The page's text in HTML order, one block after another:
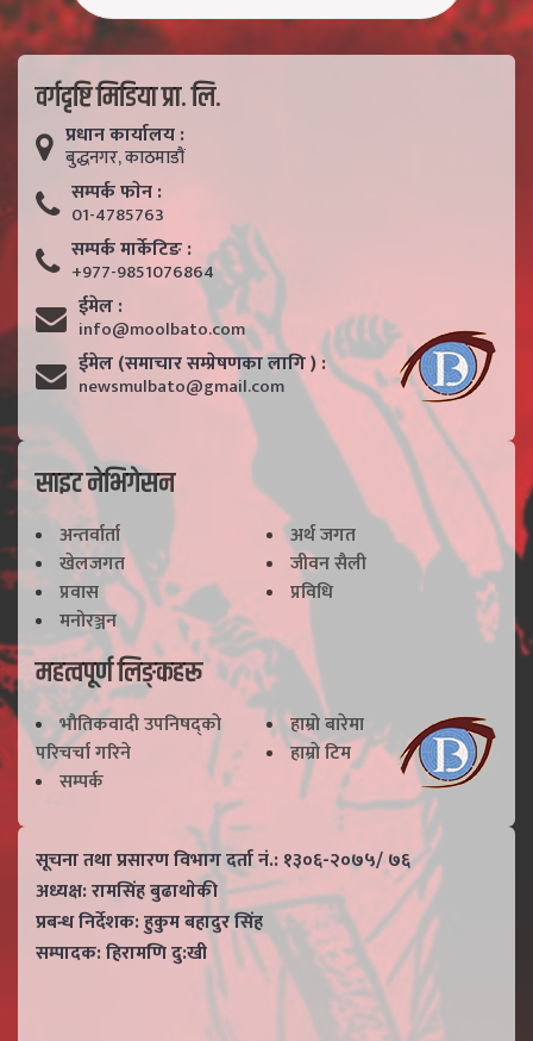
वर्गदृष्टि मिडिया प्रा. लि.
प्रधान कार्यालय :
बुद्धनगर, काठमाडाैं
सम्पर्क फाेन :
01-4785763
सम्पर्क मार्केटिङ :
+977-9851076864
ईमेल :
info@moolbato.com
ईमेल (समाचार सम्प्रेषणका लागि ) :
newsmulbato@gmail.com
साइट नेभिगेसन
अन्तर्वार्ता
अर्थ जगत
खेलजगत
जीवन सैली
प्रवास
प्रविधि
मनोरञ्जन
महत्वपूर्ण लिङ्कहरू
भाैतिकवादी उपनिषद्काे
परिचर्चा गरिने
हाम्राे बारेमा
हाम्राे टिम
सम्पर्क
सूचना तथा प्रसारण विभाग दर्ता नं.: १३०६-२०७५/ ७६
अध्यक्ष: रामसिंह बुढाथाेकी
प्रबन्ध निर्देशक: हुकुम बहादुर सिंह
सम्पादक: हिरामणि दु:खी